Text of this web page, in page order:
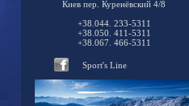
Киев пер. Куренёвский 4/8
+38.044. 233-5311
+38.050. 411-5311
+38.067. 466-5311
Sport's Line